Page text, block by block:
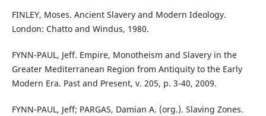
FINLEY, Moses. Ancient Slavery and Modern Ideology.
London: Chatto and Windus, 1980.
FYNN-PAUL, Jeff. Empire, Monotheism and Slavery in the
Greater Mediterranean Region from Antiquity to the Early
Modern Era. Past and Present, v. 205, p. 3-40, 2009.
FYNN-PAUL, Jeff; PARGAS, Damian A. (org.). Slaving Zones.